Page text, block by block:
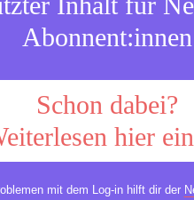
Abonnent:innen
Schon dabei?
hier
mit dem Log-in hilft dir der